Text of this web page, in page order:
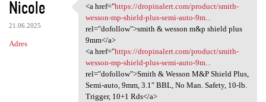
Nicole
21.06.2025
Adres
<a href="https://dropinalert
<a href="https://dropinalert.com/product/smith-
wesson-mp-shield-plus-semi-auto-9m...
rel="dofollow">smith & wesson m&p shield plus
9mm</a>
<a href="https://dropinalert.com/product/smith-
wesson-mp-shield-plus-semi-auto-9m...
rel="dofollow">Smith & Wesson M&P Shield Plus,
Semi-auto, 9mm, 3.1″ BBL, No Man. Safety, 10-lb.
Trigger, 10+1 Rds</a>